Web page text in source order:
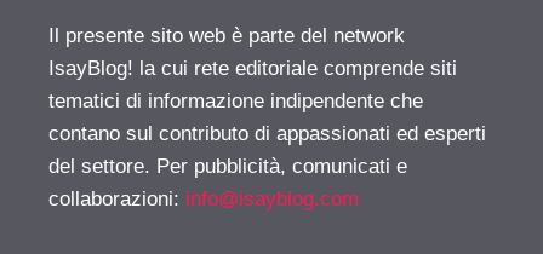
Il presente sito web è parte del network
IsayBlog! la cui rete editoriale comprende siti
tematici di informazione indipendente che
contano sul contributo di appassionati ed esperti
del settore. Per pubblicità, comunicati e
collaborazioni: info@isayblog.com